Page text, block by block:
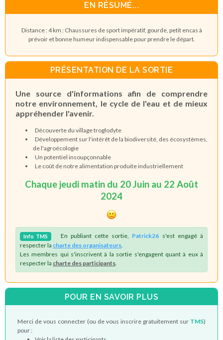
EN RÉSUMÉ...
Distance : 4 km : Chaussures de sport impératif, gourde, petit encas à
prévoir et bonne humeur indispensable pour prendre le départ.
PRÉSENTATION DE LA SORTIE
Une source d'informations afin de comprendre
notre environnement, le cycle de l'eau et de mieux
appréhender l'avenir.
Découverte du village troglodyte
Développement sur l'intérêt de la biodiversité, des écosystèmes,
de l'agroécologie
Un potentiel insoupçonnable
Le coût de notre alimentation produite industriellement
Chaque jeudi matin du 20 Juin au 22 Août
2024
Info TMS En publiant cette sortie, Patrick26 s'est engagé à
respecter la charte des organisateurs
Les membres qui s'inscrivent à la sortie s'engagent quant à eux à
respecter la charte des participants
POUR EN SAVOIR PLUS
Merci de vous connecter (ou de vous inscrire gratuitement sur TMS)
pour :